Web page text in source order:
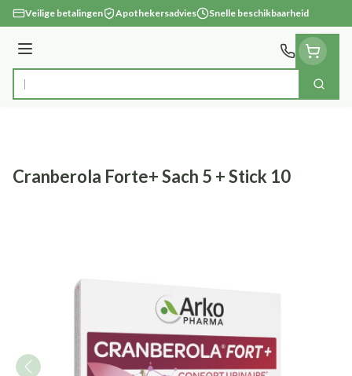
Ga naar de inhoud
Veilige betalingen Apothekersadvies Snelle beschikbaarheid
Menu
Product, merk, categorie... Zoek
Cranberola Forte+ Sach 5 + Stick 10